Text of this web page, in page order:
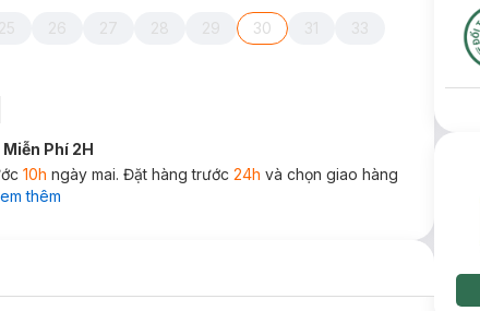
25 26 27 28 29 30 31
33
Phí 2H
10h ngày mai. Đặt hàng trước 24h và chọn giao hàng
thêm